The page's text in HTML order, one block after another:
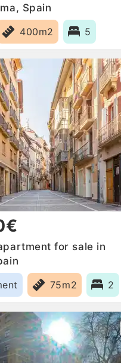
Spain
400m2 5
for sale in
75m2 2